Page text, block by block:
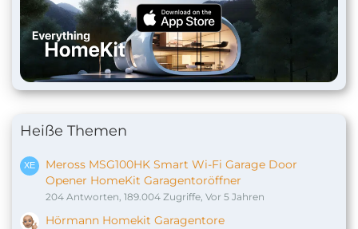
Heiße Themen
Meross MSG100HK Smart Wi-Fi Garage Door
Opener HomeKit Garagentoröffner
204 Antworten, 189.004 Zugriffe, Vor 5 Jahren
Hörmann Homekit Garagentore